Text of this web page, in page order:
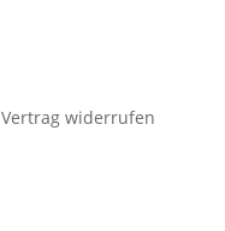
Vertrag widerrufen